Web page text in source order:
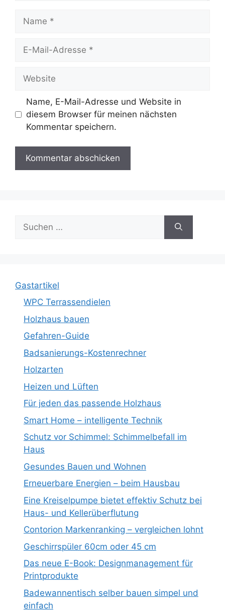
Name
Website
Name, E-Mail-Adresse und Website in
diesem Browser für meinen nächsten
Kommentar speichern.
nach:
Gastartikel
WPC Terrassendielen
Holzhaus bauen
Gefahren-Guide
Badsanierungs-Kostenrechner
Holzarten
Heizen und Lüften
Für jeden das passende Holzhaus
Smart Home – intelligente Technik
Schutz vor Schimmel: Schimmelbefall im
Haus
Gesundes Bauen und Wohnen
Erneuerbare Energien – beim Hausbau
Eine Kreiselpumpe bietet effektiv Schutz bei
Haus- und Kellerüberflutung
Contorion Markenranking – vergleichen lohnt
Geschirrspüler 60cm oder 45 cm
Das neue E-Book: Designmanagement für
Printprodukte
Badewannentisch selber bauen simpel und
einfach